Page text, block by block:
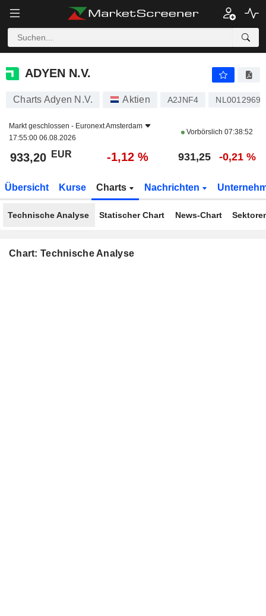
ADYEN N.V. -1,12 %
ADYEN N.V.
Charts Adyen N.V. Aktien A2JNF4
Markt geschlossen - Euronext Amsterdam
17:55:00 06.08.2026
Vorbörslich 07:38:52
933,20 EUR -1,12 % 931,25 -0,21 %
Übersicht Kurse Charts Nachrichten
Technische Analyse Statischer Chart News-Chart
Chart: Technische Analyse